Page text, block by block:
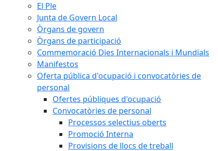
El Ple
Junta de Govern Local
Òrgans de govern
Òrgans de participació
Commemoració Dies Internacionals i Mundials
Manifestos
Oferta pública d'ocupació i convocatòries de
personal
Ofertes públiques d'ocupació
Convocatòries de personal
Processos selectius oberts
Promoció Interna
Provisions de llocs de treball